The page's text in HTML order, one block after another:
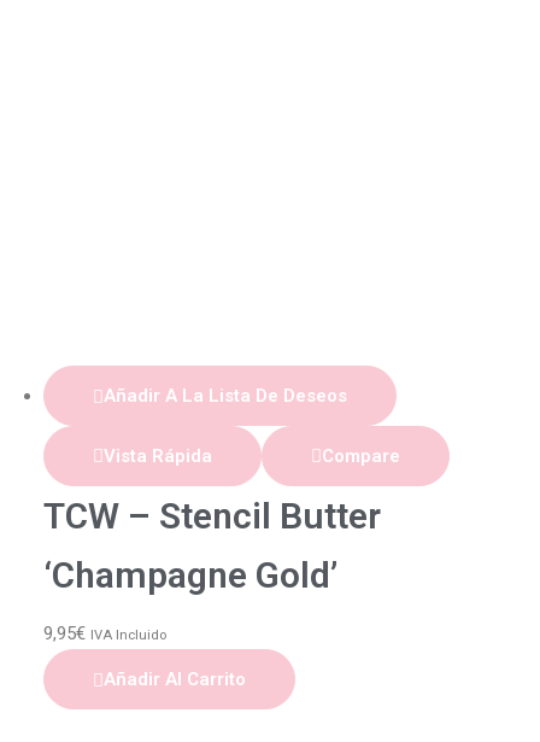
Añadir A La Lista De Deseos
Vista Rápida Compare
TCW – Stencil Butter
‘Champagne Gold’
9,95€ IVA Incluido
Añadir Al Carrito